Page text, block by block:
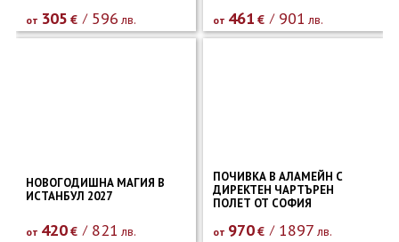
от 305 € 596 лв. от 461 € 901 лв.
НОВОГОДИШНА МАГИЯ В
ИСТАНБУЛ 2027
от 420€ 821 лв.
ПОЧИВКА В АЛАМЕЙН С
ДИРЕКТЕН ЧАРТЪРЕН
ПОЛЕТ ОТ СОФИЯ
от 970€ 1897 лв.